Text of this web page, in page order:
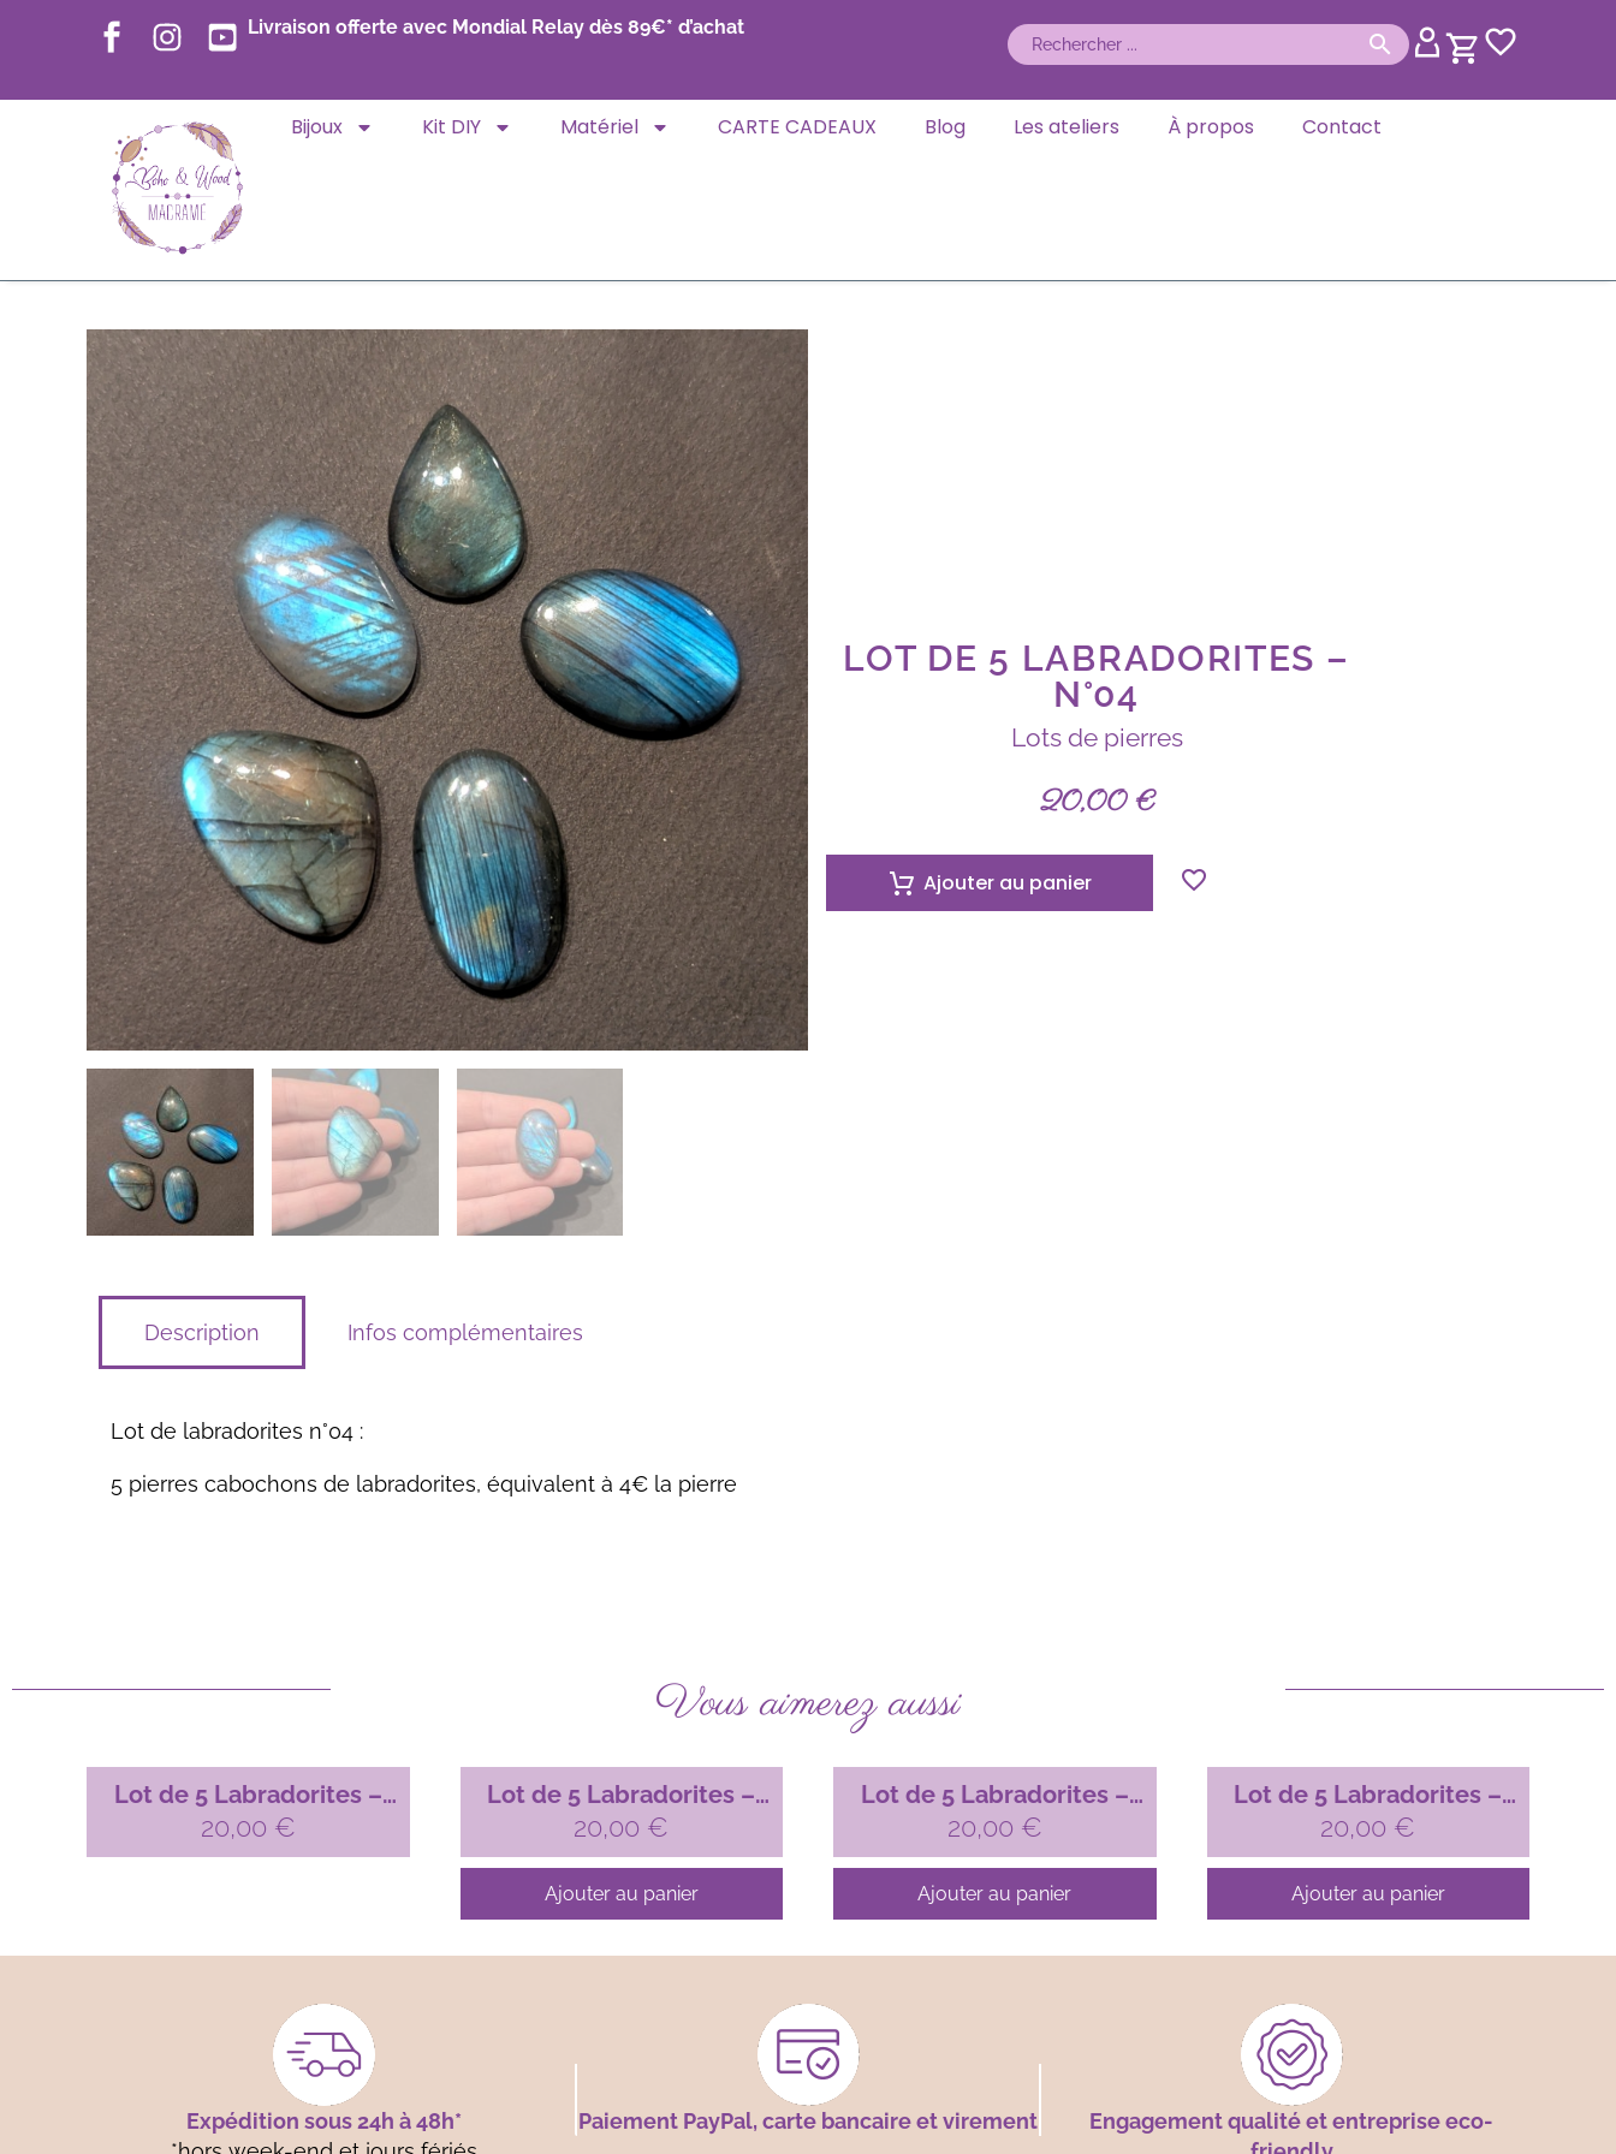
Livraison offerte avec Mondial Relay dès 89€* d’achat
Bijoux Kit DIY Matériel CARTE CADEAUX Blog Les ateliers À propos Contact
LOT DE 5 LABRADORITES –
N°04
Lots de pierres
20,00€
Ajouter au panier
Description Infos complémentaires
Lot de labradorites n°04 :
5 pierres cabochons de labradorites, équivalent à 4€ la pierre
Vous aimerez aussi
Lot de 5 Labradorites –
n°07
20,00 €
Lot de 5 Labradorites –
n°06
20,00 €
Ajouter au panier
Lot de 5 Labradorites –
n°03
20,00 €
Ajouter au panier
Lot de 5 Labradorites –
n°02
20,00 €
Ajouter au panier
Expédition sous 24h à 48h*
Paiement PayPal, carte bancaire et virement
Engagement qualité et entreprise eco-